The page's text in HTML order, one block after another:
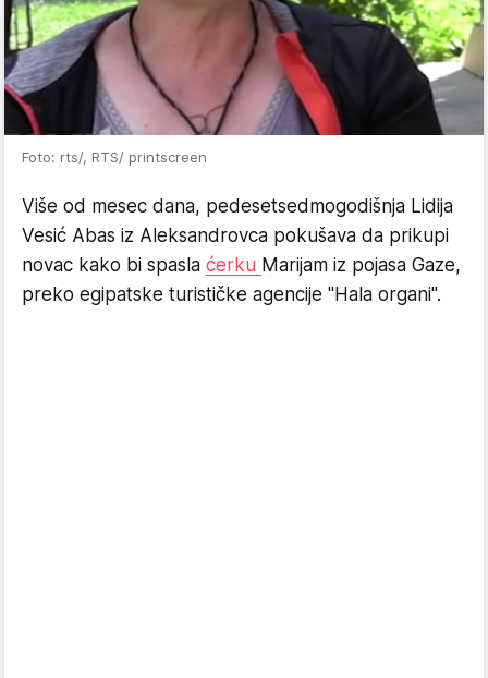
Foto: rts/, RTS/ printscreen
Više od mesec dana, pedesetsedmogodišnja Lidija
Vesić Abas iz Aleksandrovca pokušava da prikupi
novac kako bi spasla ćerku Marijam iz pojasa Gaze,
preko egipatske turističke agencije "Hala organi".